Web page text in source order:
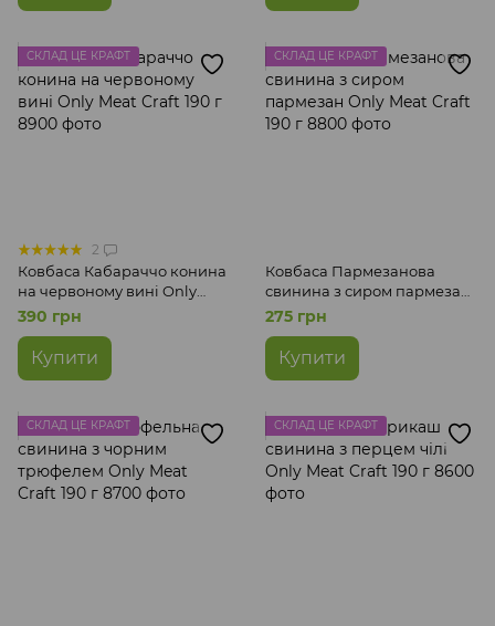
СКЛАД ЦЕ КРАФТ
2
Ковбаса Кабараччо конина
на червоному вині Only
Meat Craft 190 г
390 грн
Купити
СКЛАД ЦЕ КРАФТ
Ковбаса Пармезанова
свинина з сиром пармезан
Only Meat Craft 190 г
275 грн
Купити
СКЛАД ЦЕ КРАФТ СКЛАД ЦЕ КРАФТ